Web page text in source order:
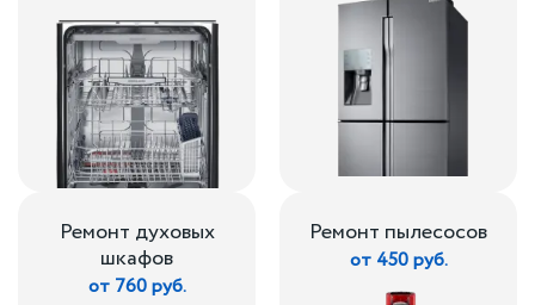
Ремонт духовых
шкафов
от 760 руб.
Ремонт пылесосов
от 450 руб.